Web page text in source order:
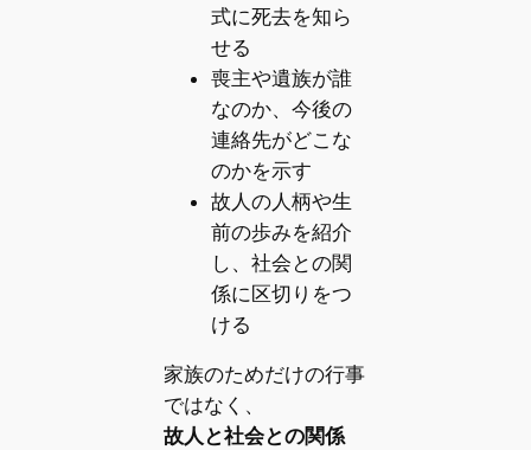
式に死去を知ら
せる
喪主や遺族が誰
なのか、今後の
連絡先がどこな
のかを示す
故人の人柄や生
前の歩みを紹介
し、社会との関
係に区切りをつ
ける
家族のためだけの行事
ではなく、
故人と社会との関係